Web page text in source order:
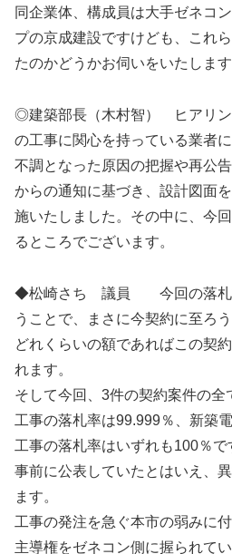
同企業体、構成員は大手ゼネコ
プの京成建設ですけども、これ
たのかどうかお伺いをいたします
◎建築部長（木村智） ヒアリン
の工事に関心を持っている業者
不調となった原因の把握や再公
からの通知に基づき、設計図面
施いたしました。その中に、今
るところでございます。
◆松崎さち 議員 今回の落札
うことで、まさに今契約に至ろ
どれくらいの額であればこの契
れます。
そして今回、3件の契約案件の
工事の落札率は99.999％、新築
工事の落札率はいずれも100％
事前に公表していたとはいえ、
ます。
工事の発注を急ぐ本市の弱みに
主導権をゼネコン側に握られて